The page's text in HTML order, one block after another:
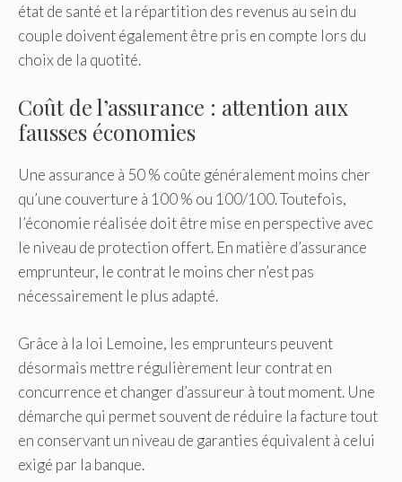
état de santé et la répartition des revenus au sein du
couple doivent également être pris en compte lors du
choix de la quotité.
Coût de l’assurance : attention aux
fausses économies
Une assurance à 50 % coûte généralement moins cher
qu’une couverture à 100 % ou 100/100. Toutefois,
l’économie réalisée doit être mise en perspective avec
le niveau de protection offert. En matière d’assurance
emprunteur, le contrat le moins cher n’est pas
nécessairement le plus adapté.
Grâce à la loi Lemoine, les emprunteurs peuvent
désormais mettre régulièrement leur contrat en
concurrence et changer d’assureur à tout moment. Une
démarche qui permet souvent de réduire la facture tout
en conservant un niveau de garanties équivalent à celui
exigé par la banque.